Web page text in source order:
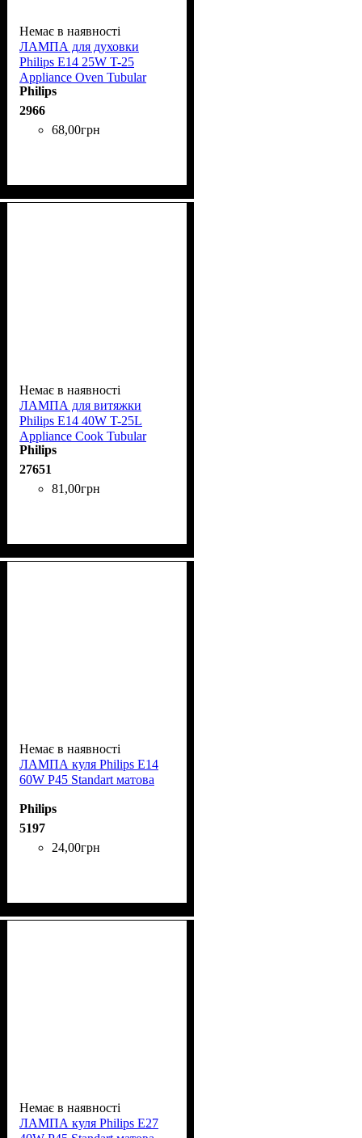
Немає в наявності
ЛАМПА для духовки
Phіlіps Е14 25W T-25
Applіance Oven Tubular
прозора
Philips
2966
68,00грн
Немає в наявності
ЛАМПА для витяжки
Phіlіps Е14 40W T-25L
Applіance Cook Tubular
прозора
Philips
27651
81 ,00грн
Немає в наявності
ЛАМПА куля Phіlіps Е14
60W P45 Standart матова
Philips
5197
24,00грн
Немає в наявності
ЛАМПА куля Phіlіps Е27